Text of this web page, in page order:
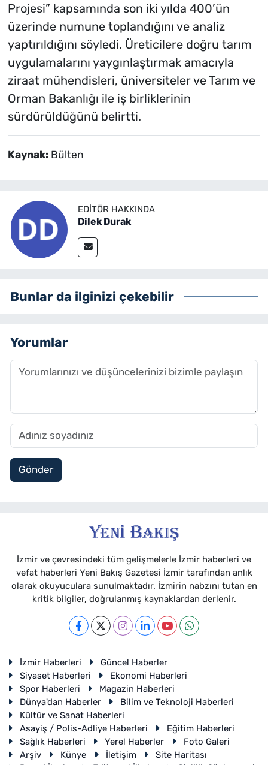
Projesi” kapsamında son iki yılda 400’ün
üzerinde numune toplandığını ve analiz
yaptırıldığını söyledi. Üreticilere doğru tarım
uygulamalarını yaygınlaştırmak amacıyla
ziraat mühendisleri, üniversiteler ve Tarım ve
Orman Bakanlığı ile iş birliklerinin
sürdürüldüğünü belirtti.
Kaynak: Bülten
EDITÖR HAKKINDA
Dilek Durak
Bunlar da ilginizi çekebilir
Yorumlar
Gönder
İzmir ve çevresindeki tüm gelişmelerle İzmir haberleri ve
vefat haberleri Yeni Bakış Gazetesi İzmir tarafından anlık
olarak okuyuculara sunulmaktadır. İzmirin nabzını tutan en
kritik bilgiler, doğrulanmış kaynaklardan derlenir.
İzmir Haberleri
Güncel Haberler
Siyaset Haberleri
Ekonomi Haberleri
Spor Haberleri
Magazin Haberleri
Dünya'dan Haberler
Bilim ve Teknoloji Haberleri
Kültür ve Sanat Haberleri
Asayiş / Polis-Adliye Haberleri
Eğitim Haberleri
Sağlık Haberleri
Yerel Haberler
Foto Galeri
Arşiv
Künye İletişim
Site Haritası